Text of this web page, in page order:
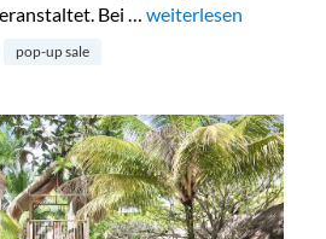
Bei … „Lala Berlin Flash
weiterlesen
pop-up sale